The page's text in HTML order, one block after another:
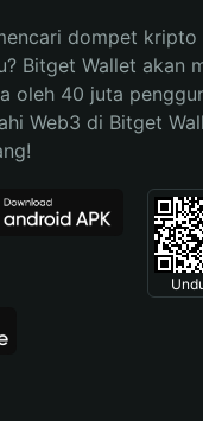
dompet kripto
Bitget Wallet akan
oleh 40 juta
Web3 di Bitget